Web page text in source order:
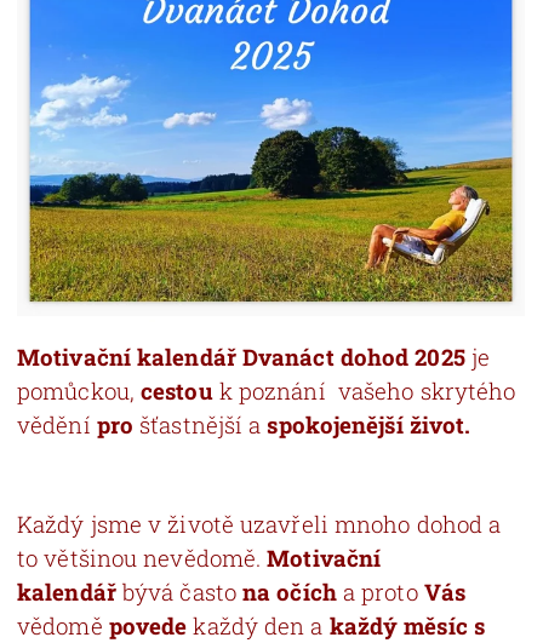
Motivační kalendář Dvanáct dohod 2025 je
pomůckou,cestouk poznání vašeho skrytého
vědění pro šťastnější aspokojenější život.
Každý jsme v životě uzavřeli mnoho dohod a
to většinou nevědomě.Motivační
kalendářbývá častona očícha protoVás
vědomě povede každý den a každý měsíc s